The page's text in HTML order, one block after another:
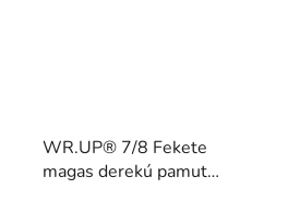
WR.UP® 7/8 Fekete
magas derekú pamut